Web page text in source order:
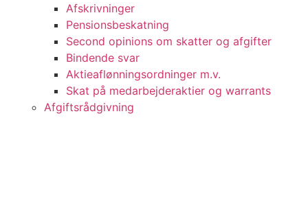
Afskrivninger
Pensionsbeskatning
Second opinions om skatter og afgifter
Bindende svar
Aktieaflønningsordninger m.v.
Skat på medarbejderaktier og warrants
Afgiftsrådgivning